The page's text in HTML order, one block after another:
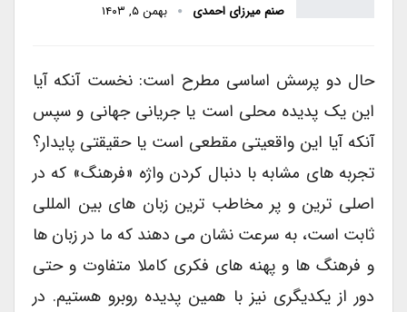
صنم میرزای احمدی بهمن ۵, ۱۴۰۳
حال دو پرسش اساسی مطرح است: نخست آنکه آیا
این یک پدیده محلی است یا جریانی جهانی و سپس
آنکه آیا این واقعیتی مقطعی است یا حقیقتی پایدار؟
تجربه های مشابه با دنبال کردن واژه «فرهنگ» که در
اصلی ترین و پر مخاطب ترین زبان های بین المللی
ثابت است، به سرعت نشان می دهند که ما در زبان ها
و فرهنگ ها و پهنه های فکری کاملا متفاوت و حتی
دور از یکدیگری نیز با همین پدیده روبرو هستیم. در